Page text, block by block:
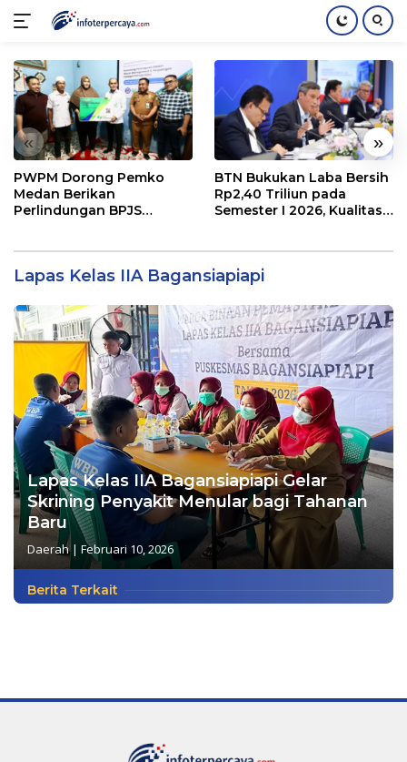
konten
« »
PWPM Dorong Pemko
Medan Berikan
Perlindungan BPJS
BTN Bukukan Laba Bersih
Rp2,40 Triliun pada
Semester I 2026, Kualitas
Lapas Kelas IIA Bagansiapiapi
Lapas Kelas IIA Bagansiapiapi Gelar
Skrining Penyakit Menular bagi Tahanan
Baru
Daerah| Februari 10, 2026
Berita Terkait